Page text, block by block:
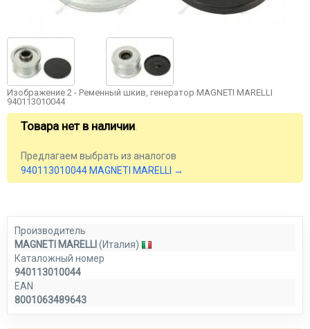
Изображение 2 - Ременный шкив, генератор MAGNETI MARELLI
940113010044
Товара нет в наличии
Предлагаем выбрать из аналогов
940113010044 MAGNETI MARELLI →
Производитель
MAGNETI MARELLI(Италия)
Каталожный номер
940113010044
EAN
8001063489643